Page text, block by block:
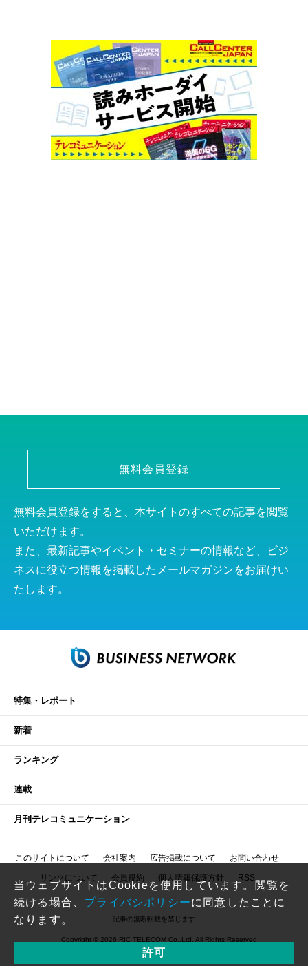
無料会員登録
無料会員登録をすると、本サイトのすべての記事を閲覧
いただけます。
また、最新記事やイベント・セミナーの情報など、ビジ
ネスに役立つ情報を掲載したメールマガジンをお届けい
たします。
特集・レポート
新着
ランキング
連載
月刊テレコミュニケーション
このサイトについて 会社案内 広告掲載について お問い合わせ
リンクについて 会員規約 個人情報保護方針 RSS
記事の無断転載を禁じます
Copyright © 2026 RIC TELECOM Co.,Ltd. All Rights Reserved.
当ウェブサイトはCookieを使用しています。閲覧を
続ける場合、 プライバシポリシーに同意したことに
なります。
許可